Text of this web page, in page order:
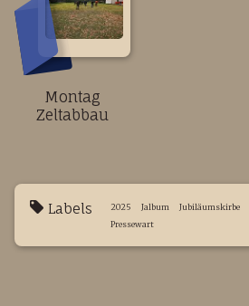
Montag
Zeltabbau
Labels 2025 Jalbum Jubiläumskirbe
Pressewart